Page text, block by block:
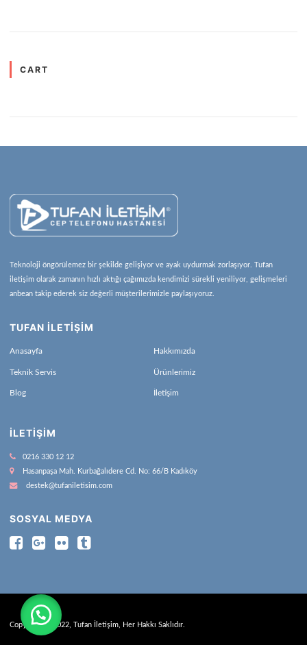
CART
Teknoloji öngörülemez bir şekilde gelişiyor ve ayak uydurmak zorlaşıyor. Tufan
iletişim olarak zamanın hızlı aktığı çağımızda kendimizi sürekli yeniliyor, gelişmeleri
anbean takip ederek siz değerli müşterilerimizle paylaşıyoruz.
TUFAN İLETİŞİM
Anasayfa Hakkımızda
Teknik Servis Ürünlerimiz
Blog İletişim
İLETIŞIM
0216 330 12 12
Hasanpaşa Mah. Kurbağalıdere Cd. No: 66/B Kadıköy
destek@tufaniletisim.com
SOSYAL MEDYA
Copyright © 2022, Tufan İletişim, Her Hakkı Saklıdır.